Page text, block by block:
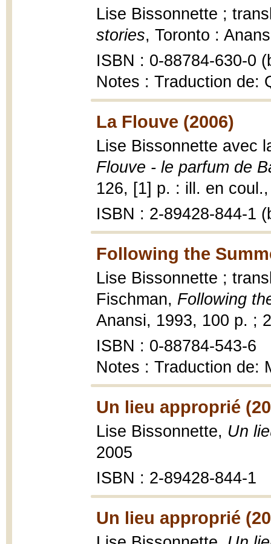
Lise Bissonnette ;
stories, Toronto :
ISBN : 0-88784-630-0
Notes : Traduction de:
La Flouve (2006)
Lise Bissonnette avec
Flouve - le parfum de
126, [1] p. : ill. en
ISBN : 2-89428-844-1
Following the
Lise Bissonnette ;
Fischman, Following
Anansi, 1993, 100 p. ;
ISBN : 0-88784-543-6
Notes : Traduction de:
Un lieu approprié
Lise Bissonnette, Un
2005
ISBN : 2-89428-844-1
Un lieu approprié